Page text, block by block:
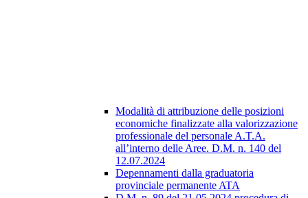
Modalità di attribuzione delle posizioni
economiche finalizzate alla valorizzazione
professionale del personale A.T.A.
all’interno delle Aree. D.M. n. 140 del
12.07.2024
Depennamenti dalla graduatoria
provinciale permanente ATA